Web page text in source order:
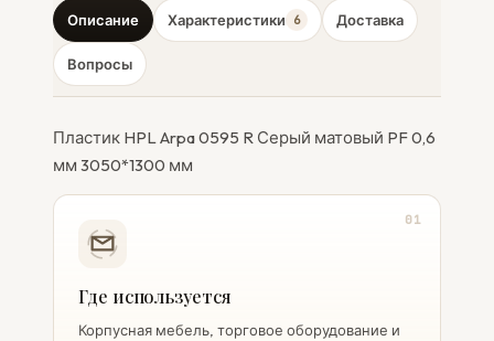
Описание Характеристики 6 Доставка
Вопросы
Пластик HPL Arpa 0595 R Серый матовый PF 0,6
мм 3050*1300 мм
01
Где используется
Корпусная мебель, торговое оборудование и